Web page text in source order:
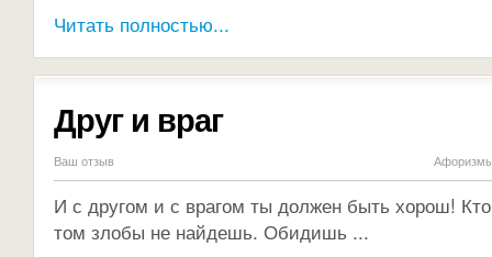
Читать полностью...
Друг и враг
Ваш отзыв
И с другом и с врагом ты должен быть хорош!
том злобы не найдешь. Обидишь ...